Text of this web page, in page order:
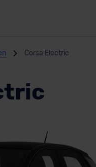
Corsa Electric